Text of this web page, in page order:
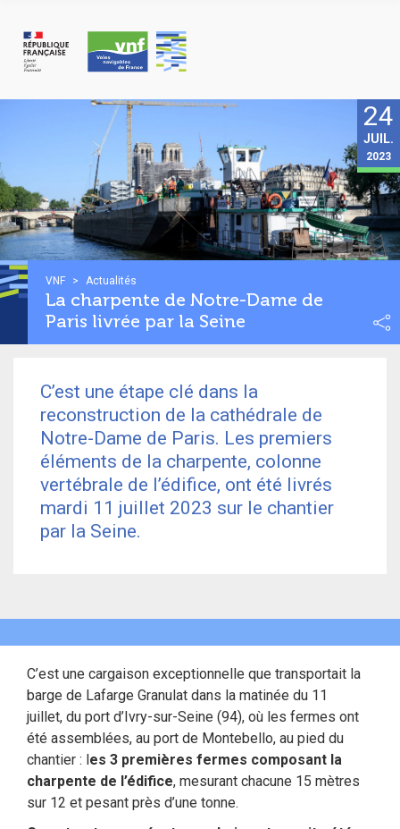
24
JUIL.
2023
VNF > Actualités
La charpente de Notre-Dame de
Paris livrée par la Seine
C’est une étape clé dans la
reconstruction de la cathédrale de
Notre-Dame de Paris. Les premiers
éléments de la charpente, colonne
vertébrale de l’édifice, ont été livrés
mardi 11 juillet 2023 sur le chantier
par la Seine.
C’est une cargaison exceptionnelle que transportait la
barge de Lafarge Granulat dans la matinée du 11
juillet, du port d’Ivry-sur-Seine (94), où les fermes ont
été assemblées, au port de Montebello, au pied du
chantier : les 3 premières fermes composant la
charpente de l’édifice, mesurant chacune 15 mètres
sur 12 et pesant près d’une tonne.